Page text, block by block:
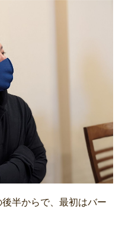
半からで、最初はバー